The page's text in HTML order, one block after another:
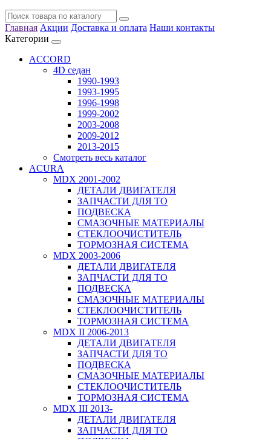
Главная Акции Доставка и оплата Наши контакты
Категории
ACCORD
4D седан
1990-1993
1993-1995
1996-1998
1999-2002
2003-2008
2009-2012
2013-2015
Смотреть весь каталог
ACURA
MDX 2001-2002
ДЕТАЛИ ДВИГАТЕЛЯ
ЗАПЧАСТИ ДЛЯ ТО
ПОДВЕСКА
СМАЗОЧНЫЕ МАТЕРИАЛЫ
СТЕКЛООЧИСТИТЕЛЬ
ТОРМОЗНАЯ СИСТЕМА
MDX 2003-2006
ДЕТАЛИ ДВИГАТЕЛЯ
ЗАПЧАСТИ ДЛЯ ТО
ПОДВЕСКА
СМАЗОЧНЫЕ МАТЕРИАЛЫ
СТЕКЛООЧИСТИТЕЛЬ
ТОРМОЗНАЯ СИСТЕМА
MDX II 2006-2013
ДЕТАЛИ ДВИГАТЕЛЯ
ЗАПЧАСТИ ДЛЯ ТО
ПОДВЕСКА
СМАЗОЧНЫЕ МАТЕРИАЛЫ
СТЕКЛООЧИСТИТЕЛЬ
ТОРМОЗНАЯ СИСТЕМА
MDX III 2013-
ДЕТАЛИ ДВИГАТЕЛЯ
ЗАПЧАСТИ ДЛЯ ТО